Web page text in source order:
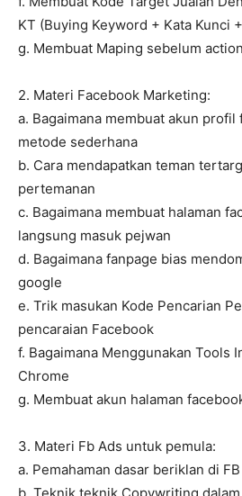
KT (Buying Keyword + Kata Kunci
g. Membuat Maping sebelum
2. Materi Facebook Marketing:
a. Bagaimana membuat akun profil
metode sederhana
b. Cara mendapatkan teman
pertemanan
c. Bagaimana membuat halaman
langsung masuk pejwan
d. Bagaimana fanpage bias
google
e. Trik masukan Kode Pencarian
pencaraian Facebook
f. Bagaimana Menggunakan Tools
Chrome
g. Membuat akun halaman
3. Materi Fb Ads untuk pemula:
a. Pemahaman dasar beriklan di FB